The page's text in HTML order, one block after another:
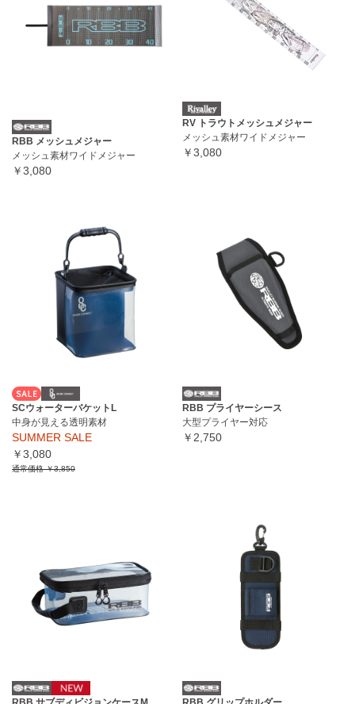
RBB メッシュメジャー
メッシュ素材ワイドメジャー
￥3,080
RV トラウトメッシュメジャー
メッシュ素材ワイドメジャー
￥3,080
SCウォーターバケットL
中身が見える透明素材
SUMMER SALE
￥3,080
通常価格￥3,850
RBB プライヤーシース
大型プライヤー対応
￥2,750